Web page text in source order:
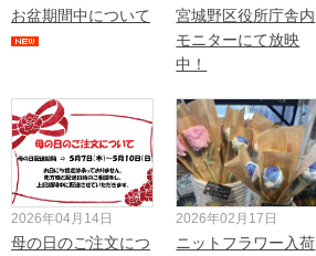
お盆期間中について
宮城野区役所庁舎内
モニターにて放映
中！
2026年04月14日
母の日のご注文につ
2026年02月17日
ニットフラワー入荷